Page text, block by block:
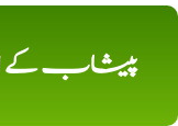
پیشاب کے